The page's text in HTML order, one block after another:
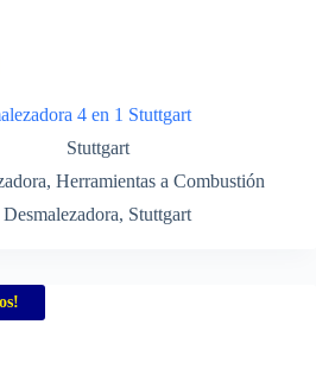
4 en 1 Stuttgart
Stuttgart
, Herramientas a Combustión
Desmalezadora, Stuttgart